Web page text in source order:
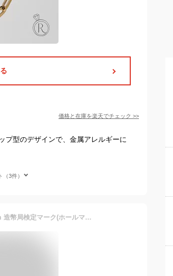
価格と在庫を楽天でチェック >>
プ型のデザインで、金属アレルギーに
3件）
喜平 ネックレス K18 トリプル 8面 24g 60cm 造幣局検定マーク(ホールマーク)刻印入り 18金 ネックレス 喜平 k18 喜平 K18 トリプル 8面 18金 新品 造幣局検定マーク(ホールマーク)刻印入り 24g ネックレス k18 キヘイ